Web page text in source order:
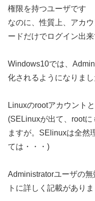
権限を持つユーザです
なのに、性質上、アカ
ードだけでログイン出
Windows10では、
化されるようになりまし
Linuxのrootアカウント
(SELinuxが出て、root
ますが。SElinuxは全然
ては・・・)
Administratorユーザの
トに詳しく記載があり